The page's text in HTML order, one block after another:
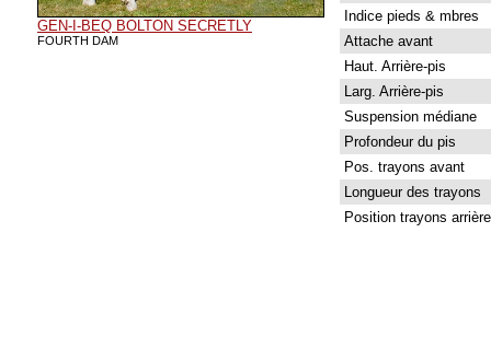
GEN-I-BEQ BOLTON SECRETLY
FOURTH DAM
Indice pieds & mbres
Attache avant
Haut. Arrière-pis
Larg. Arrière-pis
Suspension médiane
Profondeur du pis
Pos. trayons avant
Longueur des trayons
Position trayons arrière